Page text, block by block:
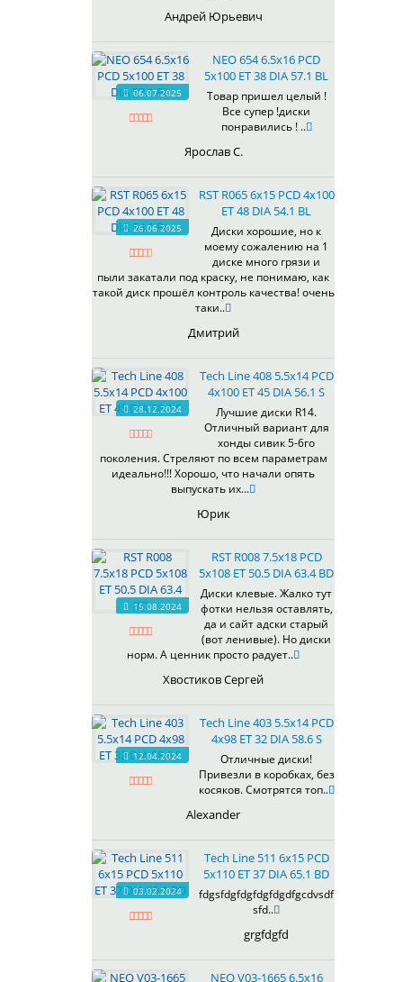
528
529
530
531
535
536
537
538
539
540
541
545
546
547
548
573
574
575
602
604
607
614
622
624
625
626
628
629
633
634
635
Андрей Юрьевич
06.07.2025
NEO 654 6.5x16 PCD
5x100 ET 38 DIA 57.1 BL
Товар пришел целый !
Все супер !диски
понравились ! ..
Ярослав С.
26.06.2025
RST R065 6x15 PCD 4x100
ET 48 DIA 54.1 BL
Диски хорошие, но к
моему сожалению на 1
диске много грязи и
пыли закатали под краску, не понимаю, как
такой диск прошёл контроль качества! очень
таки..
Дмитрий
28.12.2024
Tech Line 408 5.5x14 PCD
4x100 ET 45 DIA 56.1 S
Лучшие диски R14.
Отличный вариант для
хонды сивик 5-6го
поколения. Стреляют по всем параметрам
идеально!!! Хорошо, что начали опять
выпускать их...
Юрик
15.08.2024
RST R008 7.5x18 PCD
5x108 ET 50.5 DIA 63.4 BD
Диски клевые. Жалко тут
фотки нельзя оставлять,
да и сайт адски старый
(вот ленивые). Но диски
норм. А ценник просто радует..
Хвостиков Сергей
12.04.2024
Tech Line 403 5.5x14 PCD
4x98 ET 32 DIA 58.6 S
Отличные диски!
Привезли в коробках, без
косяков. Смотрятся топ..
Alexander
03.02.2024
Tech Line 511 6x15 PCD
5x110 ET 37 DIA 65.1 BD
fdgsfdgfdgfdgfdgdfgcdvsdf
sfd..
grgfdgfd
NEO V03-1665 6.5x16